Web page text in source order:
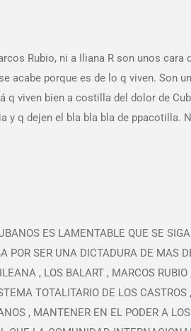
Rubio, ni a Iliana R son unos
acabe porque es de lo q viven. Son
q viven bien a costilla del dolor de
y q dejen el bla bla bla de ppacotilla.
ES LAMENTABLE QUE SE
POR SER UNA DICTADURA DE MAS
, LOS BALART , MARCOS
TOTALITARIO DE LOS
, MANTENER EN EL PODER A